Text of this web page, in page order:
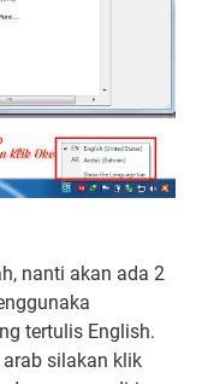
nanti akan ada 2
tertulis English.
silakan klik